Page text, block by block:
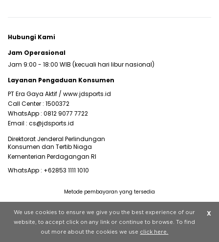
Hubungi Kami
Jam Operasional
Jam 9:00 - 18:00 WIB (kecuali hari libur nasional)
Layanan Pengaduan Konsumen
PT Era Gaya Aktif / www.jdsports.id
Call Center : 1500372
WhatsApp : 0812 9077 7722
Email : cs@jdsports.id
Direktorat Jenderal Perlindungan
Konsumen dan Tertib Niaga
Kementerian Perdagangan RI
WhatsApp : +62853 1111 1010
Copyright © 2022 JD Sports All rights reserved.
Metode pembayaran yang tersedia
We use cookies to ensure we give you the best experience of our
website, to accept click on any link or continue to browse. To find
out more about the cookies we use click here.
X